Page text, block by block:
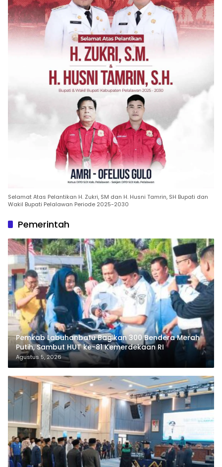
Selamat Atas Pelantikan H. Zukri, SM dan H. Husni Tamrin, SH Bupati dan
Wakil Bupati Pelalawan Periode 2025-2030
Pemerintah
Pemkab Labuhanbatu Bagikan 300 Bendera Merah
Putih, Sambut HUT ke-81 Kemerdekaan RI
Agustus 5, 2026